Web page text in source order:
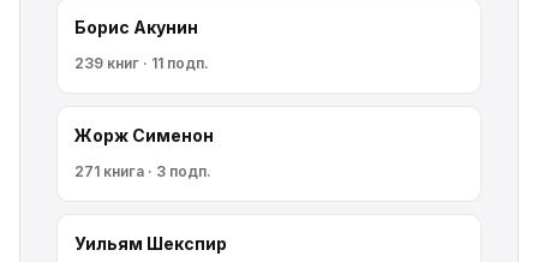
Борис Акунин
239 книг · 11 подп.
Жорж Сименон
271 книга · 3 подп.
Уильям Шекспир